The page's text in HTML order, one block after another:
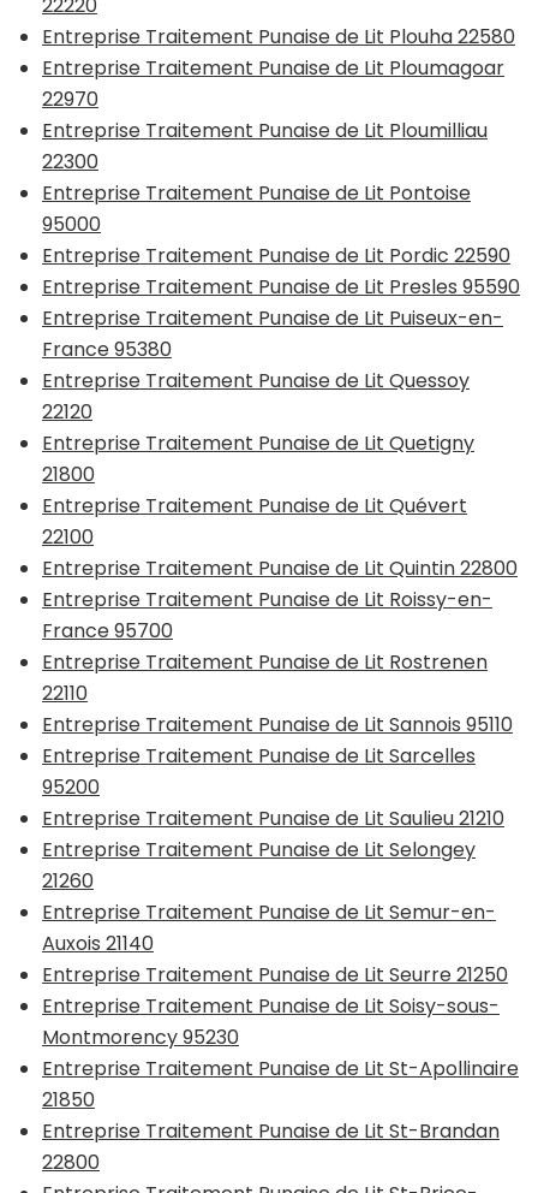
Entreprise Traitement Punaise de Lit Plouha 22580
Entreprise Traitement Punaise de Lit Ploumagoar
22970
Entreprise Traitement Punaise de Lit Ploumilliau
22300
Entreprise Traitement Punaise de Lit Pontoise
95000
Entreprise Traitement Punaise de Lit Pordic 22590
Entreprise Traitement Punaise de Lit Presles 95590
Entreprise Traitement Punaise de Lit Puiseux-en-
France 95380
Entreprise Traitement Punaise de Lit Quessoy
22120
Entreprise Traitement Punaise de Lit Quetigny
21800
Entreprise Traitement Punaise de Lit Quévert
22100
Entreprise Traitement Punaise de Lit Quintin 22800
Entreprise Traitement Punaise de Lit Roissy-en-
France 95700
Entreprise Traitement Punaise de Lit Rostrenen
22110
Entreprise Traitement Punaise de Lit Sannois 95110
Entreprise Traitement Punaise de Lit Sarcelles
95200
Entreprise Traitement Punaise de Lit Saulieu 21210
Entreprise Traitement Punaise de Lit Selongey
21260
Entreprise Traitement Punaise de Lit Semur-en-
Auxois 21140
Entreprise Traitement Punaise de Lit Seurre 21250
Entreprise Traitement Punaise de Lit Soisy-sous-
Montmorency 95230
Entreprise Traitement Punaise de Lit St-Apollinaire
21850
Entreprise Traitement Punaise de Lit St-Brandan
22800